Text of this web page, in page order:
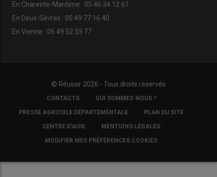
En Charente-Maritime : 05 46 34 12 61
En Deux-Sèvres : 05 49 77 16 40
En Vienne : 05 49 52 33 77
© Réussir 2026 - Tous droits réservés
COPYRIGHTCONTACTS QUI SOMMES-NOUS ?
PRESSE AGRICOLE DÉPARTEMENTALE PLAN DU SITE
CENTRE D'AIDE MENTIONS LÉGALES
MODIFIER MES PRÉFÉRENCES COOKIES